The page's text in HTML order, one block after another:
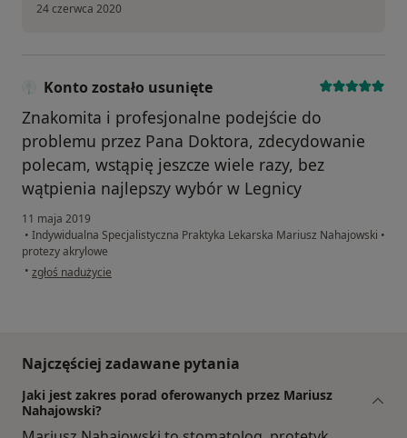
24 czerwca 2020
Konto zostało usunięte
Znakomita i profesjonalne podejście do
problemu przez Pana Doktora, zdecydowanie
polecam, wstąpię jeszcze wiele razy, bez
wątpienia najlepszy wybór w Legnicy
11 maja 2019
• Indywidualna Specjalistyczna Praktyka Lekarska Mariusz Nahajowski •
protezy akrylowe
• w opinii użytkownika Konto zostało usunięte
zgłoś nadużycie
Najczęściej zadawane pytania
Jaki jest zakres porad oferowanych przez Mariusz
Nahajowski?